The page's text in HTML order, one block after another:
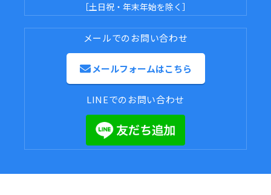
［土日祝・年末年始を除く］
メールでのお問い合わせ
メールフォームはこちら
LINEでのお問い合わせ